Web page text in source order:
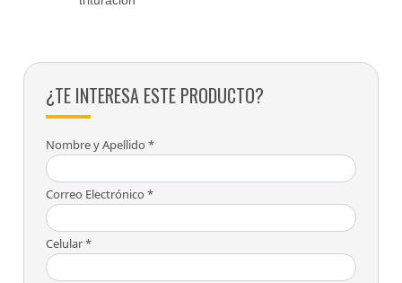
¿TE INTERESA ESTE PRODUCTO?
Nombre y Apellido *
Correo Electrónico *
Celular *